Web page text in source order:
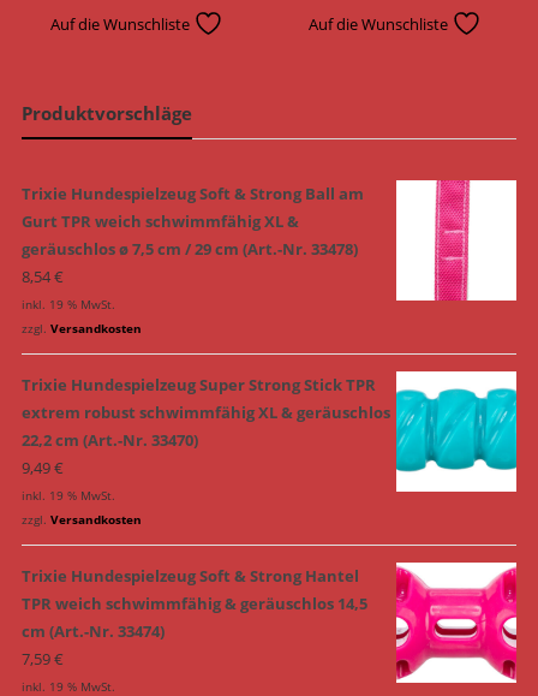
Auf die Wunschliste Auf die Wunschliste
Produktvorschläge
Trixie Hundespielzeug Soft & Strong Ball am
Gurt TPR weich schwimmfähig XL &
geräuschlos ø 7,5 cm / 29 cm (Art.-Nr. 33478)
8,54€
inkl. 19 % MwSt.
zzgl. Versandkosten
Trixie Hundespielzeug Super Strong Stick TPR
extrem robust schwimmfähig XL & geräuschlos
22,2 cm (Art.-Nr. 33470)
9,49€
inkl. 19 % MwSt.
zzgl. Versandkosten
Trixie Hundespielzeug Soft & Strong Hantel
TPR weich schwimmfähig & geräuschlos 14,5
cm (Art.-Nr. 33474)
7,59€
inkl. 19 % MwSt.